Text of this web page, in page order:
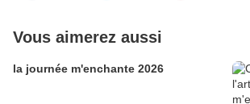
Vous aimerez aussi
la journée m'enchante 2026